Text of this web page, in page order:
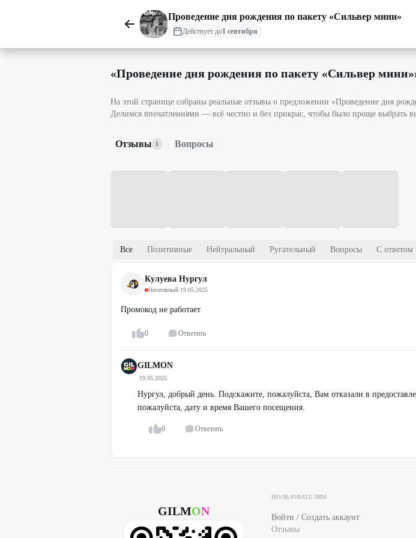
Проведение дня рождения по пакету «Сильвер мини»
Действует до1 сентября
«Проведение дня рождения по пакету «Сильвер мини»
На этой странице собраны реальные отзывы о предложении «Проведение дня
Делимся впечатлениями — всё честно и без прикрас, чтобы было проще выбрать
Отзывы 1 · Вопросы
Все Позитивные Нейтральный Ругательный Вопросы С ответом
Кулуева Нургул
Негативный·19.05.2025
Промокод не работает
0 Ответить
GILMON
·19.05.2025
Нургул, добрый день. Подскажите, пожалуйста, Вам отказали в
пожалуйста, дату и время Вашего посещения.
0 Ответить
GILMON
ПОЛЬЗОВАТЕЛЯМ
Войти / Создать аккаунт
Отзывы